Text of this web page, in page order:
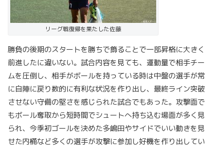
リーグ戦復帰を果たした佐藤
勝負の後期のスタートを勝ちで飾ることで一部昇格に大きく
前進したに違いない。試合内容を見ても、運動量で相手チー
ムを圧倒し、相手がボールを持っている時は中盤の選手が常
に自陣に戻り数的に有利な状況を作り出し、最終ライン突破
させない守備の堅さを感じられた試合でもあった。攻撃面で
もボール奪取から短時間でシュートへ持ち込む場面が多く見
られ、今季初ゴールを決めた多嶋田やサイドでいい動きを見
せた内桶など多くの選手が攻撃に参加し好機を作り出してい